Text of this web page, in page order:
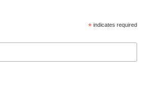
*indicates required